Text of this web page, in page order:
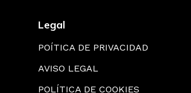
REPARTIDORES
Legal
POÍTICA DE PRIVACIDAD
AVISO LEGAL
POLÍTICA DE COOKIES